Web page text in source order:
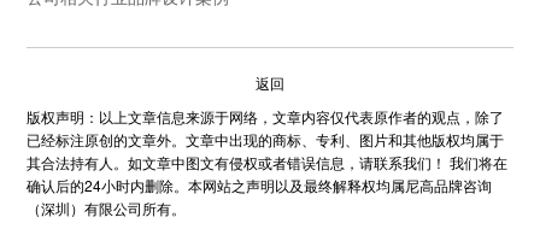
返回
版权声明：以上文章信息来源于网络，文章内容仅代表原作者的观点，除了
已经标注原创的文章外。文章中出现的商标、专利、图片和其他版权均属于
其合法持有人。如文章中图文有侵权或者错误信息，请联系我们！ 我们将在
确认后的24小时内删除。本网站之声明以及最终解释权均属尼高品牌咨询
（深圳）有限公司所有。